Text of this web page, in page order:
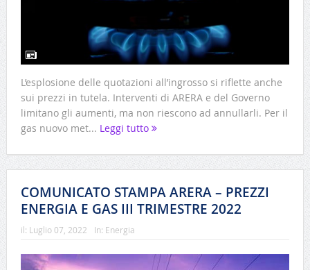
L’esplosione delle quotazioni all’ingrosso si riflette anche
sui prezzi in tutela. Interventi di ARERA e del Governo
limitano gli aumenti, ma non riescono ad annullarli. Per il
gas nuovo met... Leggi tutto
COMUNICATO STAMPA ARERA – PREZZI
ENERGIA E GAS III TRIMESTRE 2022
il: Luglio 07, 2022 In: Energia